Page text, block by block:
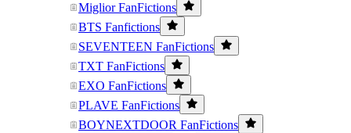
Miglior FanFictions
BTS Fanfictions
SEVENTEEN FanFictions
TXT FanFictions
EXO FanFictions
PLAVE FanFictions
BOYNEXTDOOR FanFictions